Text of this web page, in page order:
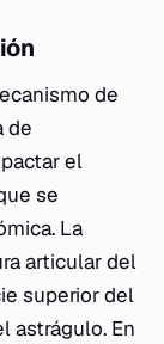
de
de
el
se
La
articular del
superior del
astrágulo. En